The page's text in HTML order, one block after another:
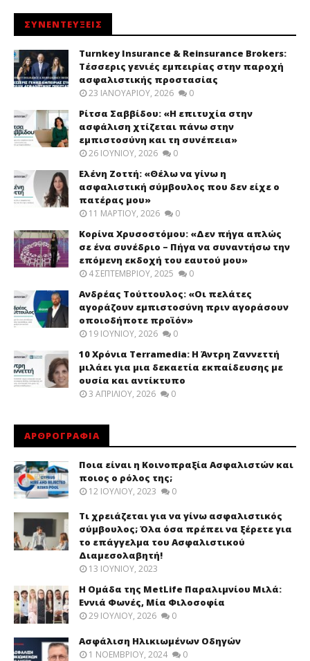
ΣΥΝΕΝΤΕΥΞΕΙΣ
Turnkey Insurance & Reinsurance Brokers:
Τέσσερις γενιές εμπειρίας στην παροχή
ασφαλιστικής προστασίας
23 ΙΑΝΟΥΑΡΊΟΥ, 2026 0
Ρίτσα Σαββίδου: «Η επιτυχία στην
ασφάλιση χτίζεται πάνω στην
εμπιστοσύνη και τη συνέπεια»
26 ΙΟΥΝΊΟΥ, 2026 0
Ελένη Ζοττή: «Θέλω να γίνω η
ασφαλιστική σύμβουλος που δεν είχε ο
πατέρας μου»
11 ΜΑΡΤΊΟΥ, 2026 0
Κορίνα Χρυσοστόμου: «Δεν πήγα απλώς
σε ένα συνέδριο – Πήγα να συναντήσω την
επόμενη εκδοχή του εαυτού μου»
4 ΣΕΠΤΕΜΒΡΊΟΥ, 2025 0
Ανδρέας Τούττουλος: «Οι πελάτες
αγοράζουν εμπιστοσύνη πριν αγοράσουν
οποιοδήποτε προϊόν»
19 ΙΟΥΝΊΟΥ, 2026 0
10 Χρόνια Terramedia: Η Άντρη Ζαννεττή
μιλάει για μια δεκαετία εκπαίδευσης με
ουσία και αντίκτυπο
3 ΑΠΡΙΛΊΟΥ, 2026 0
ΑΡΘΡΟΓΡΑΦΙΑ
Ποια είναι η Κοινοπραξία Ασφαλιστών και
ποιος ο ρόλος της;
12 ΙΟΥΛΊΟΥ, 2023 0
Τι χρειάζεται για να γίνω ασφαλιστικός
σύμβουλος; Όλα όσα πρέπει να ξέρετε για
το επάγγελμα του Ασφαλιστικού
Διαμεσολαβητή!
13 ΙΟΥΝΊΟΥ, 2023
Η Ομάδα της MetLife Παραλιμνίου Μιλά:
Εννιά Φωνές, Μία Φιλοσοφία
29 ΙΟΥΛΊΟΥ, 2026 0
Ασφάλιση Ηλικιωμένων Οδηγών
1 ΝΟΕΜΒΡΊΟΥ, 2024 0